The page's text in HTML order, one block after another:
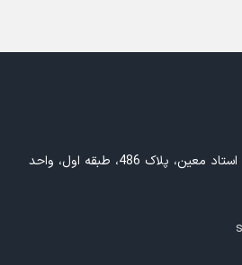
تهران، خیابان آزادی، نبش استاد معین، پلاک 486، طبقه اول، واحد